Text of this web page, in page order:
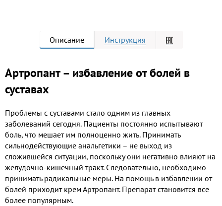
Описание Инструкция
Артропант – избавление от болей в
суставах
Проблемы с суставами стало одним из главных
заболеваний сегодня. Пациенты постоянно испытывают
боль, что мешает им полноценно жить. Принимать
сильнодействующие анальгетики – не выход из
сложившейся ситуации, поскольку они негативно влияют на
желудочно-кишечный тракт. Следовательно, необходимо
принимать радикальные меры. На помощь в избавлении от
болей приходит крем Артропант. Препарат становится все
более популярным.